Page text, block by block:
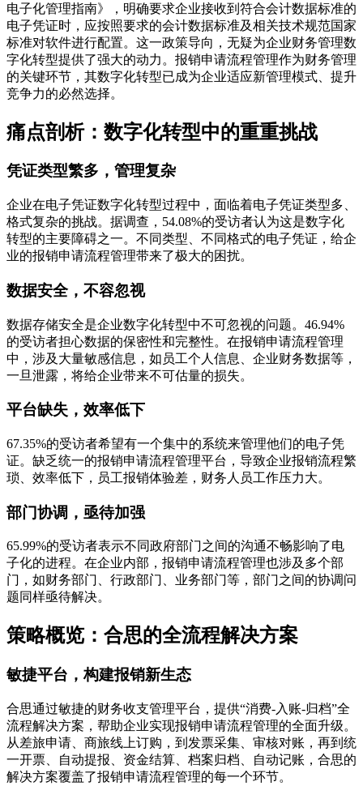
电子化管理指南》，明确要求企业接收到符合会计数据标准的
电子凭证时，应按照要求的会计数据标准及相关技术规范国家
标准对软件进行配置。这一政策导向，无疑为企业财务管理数
字化转型提供了强大的动力。报销申请流程管理作为财务管理
的关键环节，其数字化转型已成为企业适应新管理模式、提升
竞争力的必然选择。
痛点剖析：数字化转型中的重重挑战
凭证类型繁多，管理复杂
企业在电子凭证数字化转型过程中，面临着电子凭证类型多、
格式复杂的挑战。据调查，54.08%的受访者认为这是数字化
转型的主要障碍之一。不同类型、不同格式的电子凭证，给企
业的报销申请流程管理带来了极大的困扰。
数据安全，不容忽视
数据存储安全是企业数字化转型中不可忽视的问题。46.94%
的受访者担心数据的保密性和完整性。在报销申请流程管理
中，涉及大量敏感信息，如员工个人信息、企业财务数据等，
一旦泄露，将给企业带来不可估量的损失。
平台缺失，效率低下
67.35%的受访者希望有一个集中的系统来管理他们的电子凭
证。缺乏统一的报销申请流程管理平台，导致企业报销流程繁
琐、效率低下，员工报销体验差，财务人员工作压力大。
部门协调，亟待加强
65.99%的受访者表示不同政府部门之间的沟通不畅影响了电
子化的进程。在企业内部，报销申请流程管理也涉及多个部
门，如财务部门、行政部门、业务部门等，部门之间的协调问
题同样亟待解决。
策略概览：合思的全流程解决方案
敏捷平台，构建报销新生态
合思通过敏捷的财务收支管理平台，提供“消费-入账-归档”全
流程解决方案，帮助企业实现报销申请流程管理的全面升级。
从差旅申请、商旅线上订购，到发票采集、审核对账，再到统
一开票、自动提报、资金结算、档案归档、自动记账，合思的
解决方案覆盖了报销申请流程管理的每一个环节。